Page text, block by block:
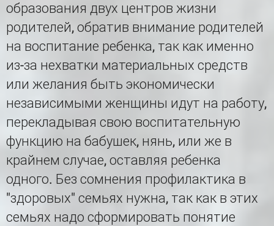
образования двух центров жизни
родителей, обратив внимание родителей
на воспитание ребенка, так как именно
из-за нехватки материальных средств
или желания быть экономически
независимыми женщины идут на работу,
перекладывая свою воспитательную
функцию на бабушек, нянь, или же в
крайнем случае, оставляя ребенка
одного. Без сомнения профилактика в
"здоровых" семьях нужна, так как в этих
семьях надо сформировать понятие